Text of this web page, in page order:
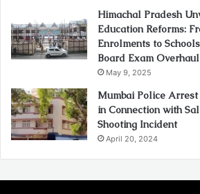
Himachal Pradesh
Education Reforms:
Enrolments to
Board Exam Overhaul
May 9, 2025
Mumbai Police
in Connection with
Shooting Incident
April 20, 2024